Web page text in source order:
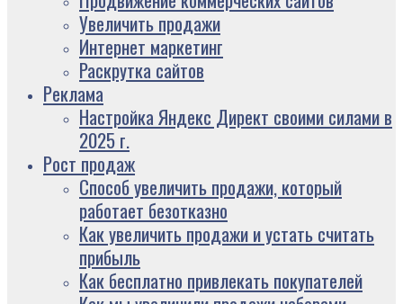
Увеличить продажи
Интернет маркетинг
Раскрутка сайтов
Реклама
Настройка Яндекс Директ своими силами в
2025 г.
Рост продаж
Способ увеличить продажи, который
работает безотказно
Как увеличить продажи и устать считать
прибыль
Как бесплатно привлекать покупателей